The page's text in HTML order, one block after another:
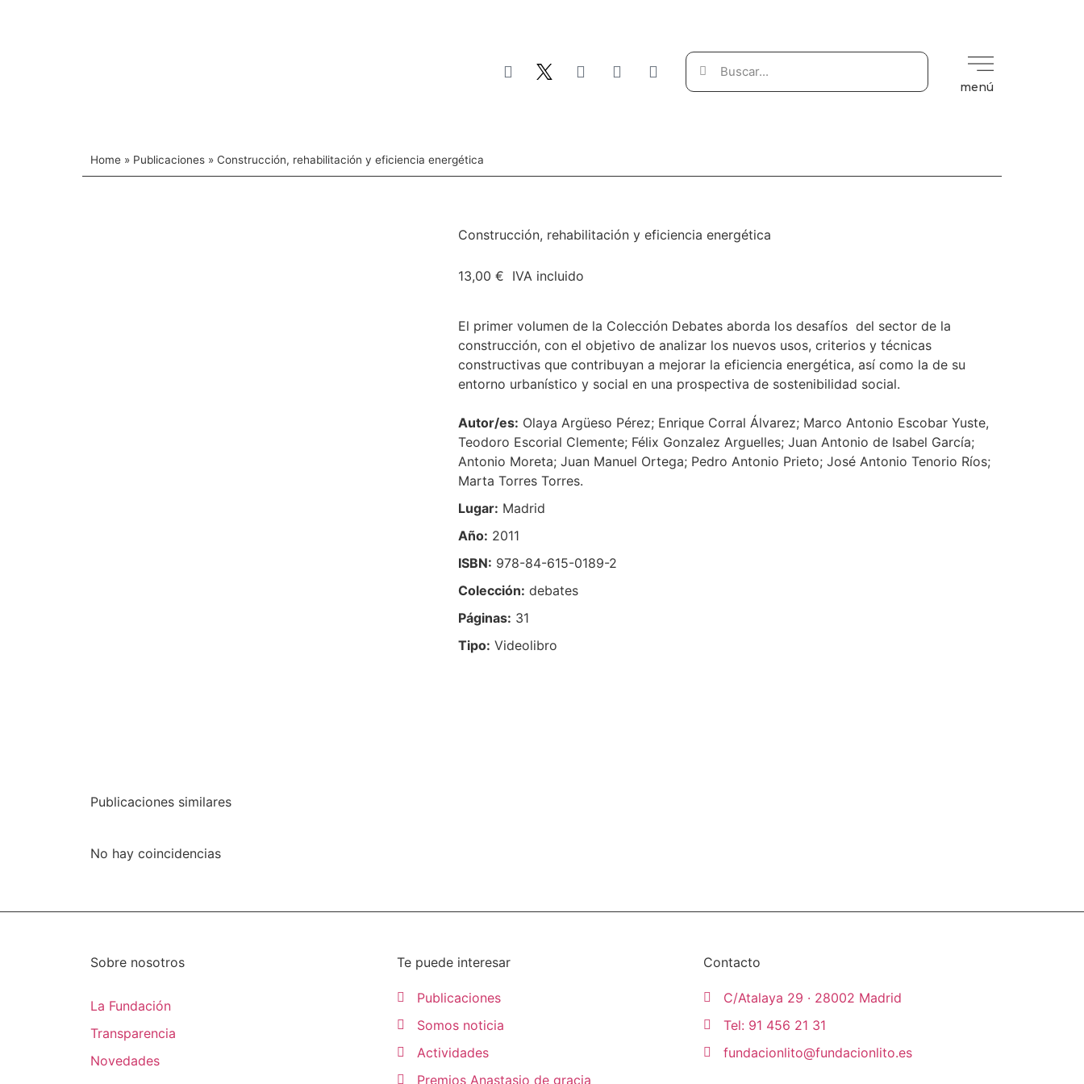
menú
Home » Publicaciones » Construcción, rehabilitación y eficiencia energética
Construcción, rehabilitación y eficiencia energética
13,00 € IVA incluido
El primer volumen de la Colección Debates aborda los desafíos del sector de la
construcción, con el objetivo de analizar los nuevos usos, criterios y técnicas
constructivas que contribuyan a mejorar la eficiencia energética, así como la de su
entorno urbanístico y social en una prospectiva de sostenibilidad social.
Autor/es: Olaya Argüeso Pérez; Enrique Corral Álvarez; Marco Antonio Escobar Yuste,
Teodoro Escorial Clemente; Félix Gonzalez Arguelles; Juan Antonio de Isabel García;
Antonio Moreta; Juan Manuel Ortega; Pedro Antonio Prieto; José Antonio Tenorio Ríos;
Marta Torres Torres.
Lugar: Madrid
Año: 2011
ISBN: 978-84-615-0189-2
Colección: debates
Páginas: 31
Tipo: Videolibro
Publicaciones similares
No hay coincidencias
Sobre nosotros
La Fundación
Transparencia
Novedades
Te puede interesar
Publicaciones
Somos noticia
Actividades
Premios Anastasio de gracia
Contacto
C/Atalaya 29 · 28002 Madrid
Tel: 91 456 21 31
fundacionlito@fundacionlito.es